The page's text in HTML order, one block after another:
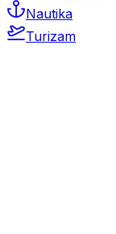
Nautika
Turizam